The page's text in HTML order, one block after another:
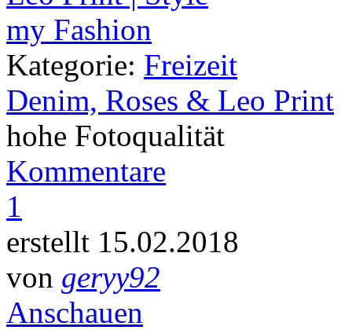
Kategorie: Freizeit
Denim, Roses & Leo Print
hohe Fotoqualität
Kommentare
1
erstellt 15.02.2018
von geryy92
Anschauen